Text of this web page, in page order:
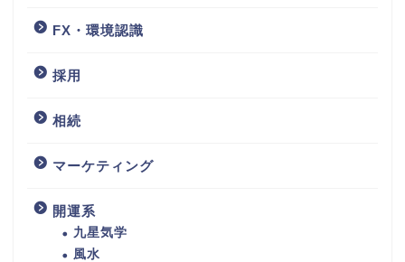
FX・環境認識
採用
相続
マーケティング
開運系
九星気学
風水